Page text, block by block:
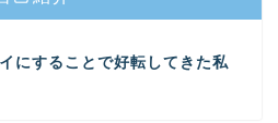
にすることで好転してきた私